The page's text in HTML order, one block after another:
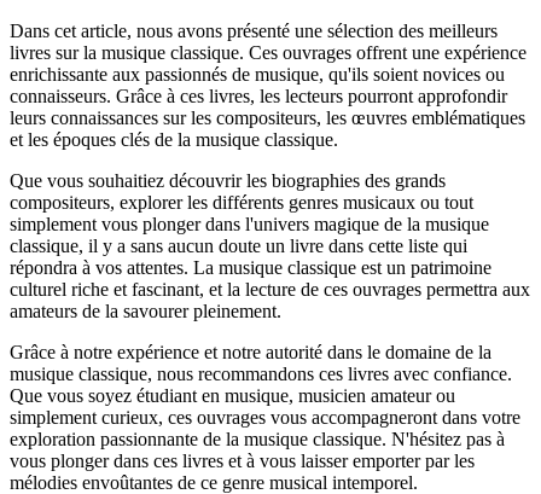
Dans cet article, nous avons présenté une sélection des meilleurs
livres sur la musique classique. Ces ouvrages offrent une expérience
enrichissante aux passionnés de musique, qu'ils soient novices ou
connaisseurs. Grâce à ces livres, les lecteurs pourront approfondir
leurs connaissances sur les compositeurs, les œuvres emblématiques
et les époques clés de la musique classique.
Que vous souhaitiez découvrir les biographies des grands
compositeurs, explorer les différents genres musicaux ou tout
simplement vous plonger dans l'univers magique de la musique
classique, il y a sans aucun doute un livre dans cette liste qui
répondra à vos attentes. La musique classique est un patrimoine
culturel riche et fascinant, et la lecture de ces ouvrages permettra aux
amateurs de la savourer pleinement.
Grâce à notre expérience et notre autorité dans le domaine de la
musique classique, nous recommandons ces livres avec confiance.
Que vous soyez étudiant en musique, musicien amateur ou
simplement curieux, ces ouvrages vous accompagneront dans votre
exploration passionnante de la musique classique. N'hésitez pas à
vous plonger dans ces livres et à vous laisser emporter par les
mélodies envoûtantes de ce genre musical intemporel.